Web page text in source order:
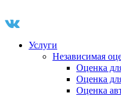
Услуги
Независимая
Оценка
Оценка
Оценка